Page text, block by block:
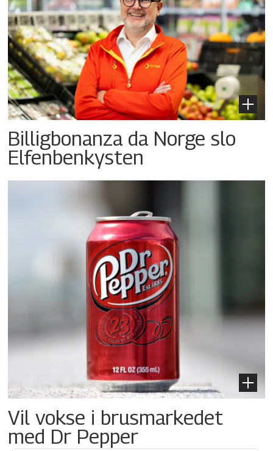
Billigbonanza da Norge slo
Elfenbenkysten
Vil vokse i brusmarkedet
med Dr Pepper